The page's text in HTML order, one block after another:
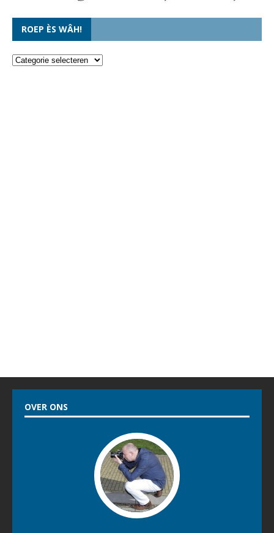
ROEP ÈS WÂH!
OVER ONS